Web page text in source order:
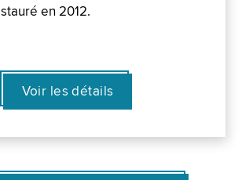
en 2012.
Voir les détails